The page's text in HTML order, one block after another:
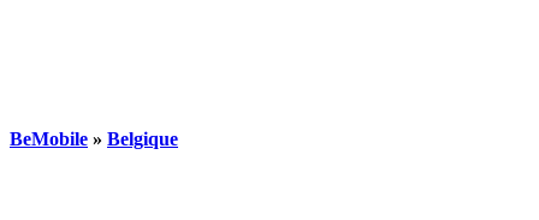
BeMobile » Belgique